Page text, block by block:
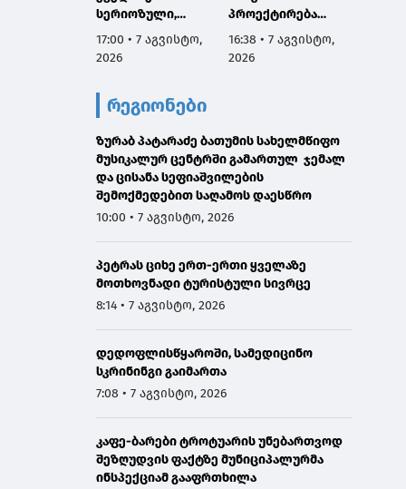
სერიოზული,
ოფიციალური
განცხადება ჩემგან
კიდევ ერთხელ
გთხოვთ,
დამეხმარეთ
გაზიარებაში"
17:00 • 7 აგვისტო,
2026
პროექტირება
იწყება
16:38 • 7 აგვისტო,
2026
რეგიონები
ზურაბ პატარაძე ბათუმის სახელმწიფო
მუსიკალურ ცენტრში გამართულ ჯემალ
და ცისანა სეფიაშვილების
შემოქმედებით საღამოს დაესწრო
10:00 • 7 აგვისტო, 2026
პეტრას ციხე ერთ-ერთი ყველაზე
მოთხოვნადი ტურისტული სივრცე
8:14 • 7 აგვისტო, 2026
დედოფლისწყაროში, სამედიცინო
სკრინინგი გაიმართა
7:08 • 7 აგვისტო, 2026
კაფე-ბარები ტროტუარის უნებართვოდ
შეზღუდვის ფაქტზე მუნიციპალურმა
ინსპექციამ გააფრთხილა